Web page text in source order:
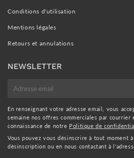
Conditions d'utilisation
Mentions légales
Retours et annulations
NEWSLETTER
mail
En renseignant votre adresse email, vous
semaine nos offres commerciales par
connaissance de notre Politique de
Vous pouvez vous désinscrire à tout moment
désinscription ou en nous contactant à